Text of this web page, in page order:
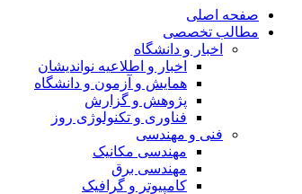
صفحه اصلی
مطالب تخصصی
اخبار و دانشگاه
اخبار و اطلاعیه نواندیشان
همایش و آزمون و دانشگاه
پژوهش و گزارش
فناوری و تکنولوژی روز
فنی و مهندسی
مهندسی مکانیک
مهندسی برق
کامپیوتر و گرافیک